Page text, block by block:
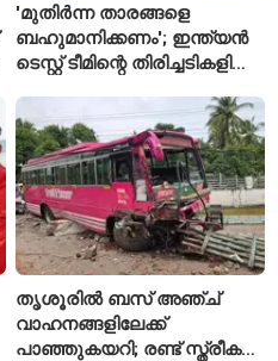
'മുതിർന്ന താരങ്ങളെ
ബഹുമാനിക്കണം'; ഇന്ത്യൻ
ടെസ്റ്റ് ടീമിന്റെ തിരിച്ചടികളിൽ
രഹാനെ
തൃശൂരിൽ ബസ് അഞ്ച്
വാഹനങ്ങളിലേക്ക്
പാഞ്ഞുകയറി; രണ്ട് സ്ത്രീകൾ